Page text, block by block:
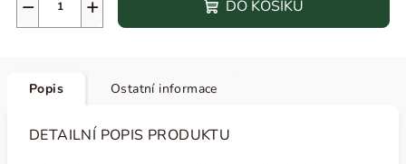
+
− DO KOŠÍKU
Popis Ostatní informace
DETAILNÍ POPIS PRODUKTU